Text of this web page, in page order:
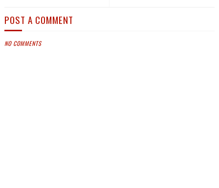
POST A COMMENT
NO COMMENTS